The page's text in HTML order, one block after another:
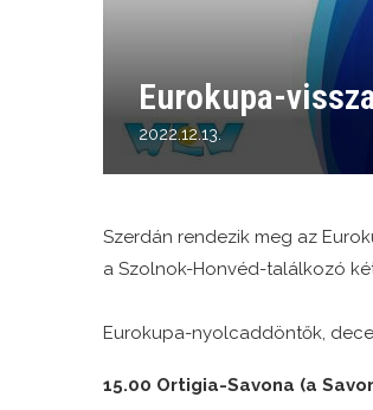
Eurokupa-
2022.12.13.
Szerdán rendezik meg az
a Szolnok-Honvéd-találkozó
Eurokupa-nyolcaddöntők,
15.00 Ortigia-Savona (a